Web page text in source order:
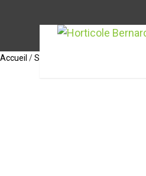
Accueil /STIHL Accessoires